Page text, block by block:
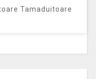
Tamaduitoare